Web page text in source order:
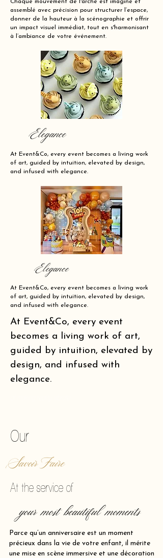
Chaque mouvement de l'arche est imaginé et
assemblé avec précision pour structurer l’espace,
donner de la hauteur à la scénographie et offrir
un impact visuel immédiat, tout en s'harmonisant
à l’ambiance de votre événement.
Elegance
At Event&Co, every event becomes a living work
of art, guided by intuition, elevated by design,
and infused with elegance.
Elegance
At Event&Co, every event becomes a living work
of art, guided by intuition, elevated by design,
and infused with elegance.
At Event&Co, every event
becomes a living work of art,
guided by intuition, elevated by
design, and infused with
elegance.
Our
Savoir Faire
At the service of
your most beautiful moments
Parce qu’un anniversaire est un moment
précieux dans la vie de votre enfant, il mérite
une mise en scène immersive et une décoration